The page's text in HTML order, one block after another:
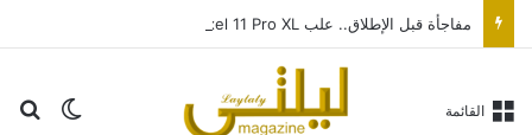
الوضع القائمة